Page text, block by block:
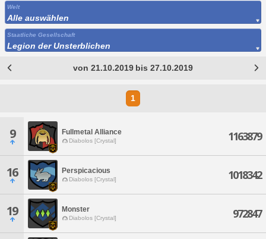
Welt
Alle auswählen
Staatliche Gesellschaft
Legion der Unsterblichen
von 21.10.2019 bis 27.10.2019
1
9 Fullmetal Alliance
Diabolos [Crystal] 1163879
16 Perspicacious
Diabolos [Crystal] 1018342
19 Monster
Diabolos [Crystal] 972847